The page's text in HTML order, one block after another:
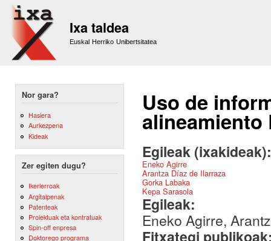
Ixa taldea
Euskal Herriko Unibertsitatea
Nor gara?
Hasiera
Aurkezpena
Kideak
Zer egiten dugu?
Ikerlerroak
Argitalpenak
Patenteak
Proiektuak eta kontratuak
Spin-off enpresa
Doktorego programa
Uso de
alineamiento
Egileak
Eneko Agirre
Arantza Díaz de Ilarraza
Gorka Labaka
Kepa Sarasola
Egileak:
Eneko Agirre,
Fitxategi